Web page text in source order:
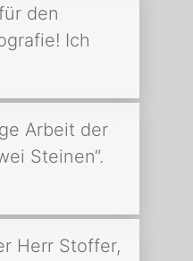
den
Ich
Arbeit der
Steinen“.
Herr Stoffer,